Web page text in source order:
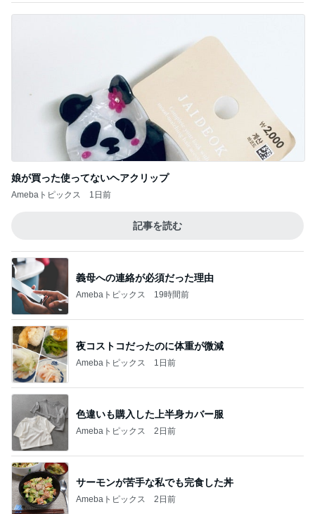
娘が買った使ってないヘアクリップ
Amebaトピックス 1日前
記事を読む
義母への連絡が必須だった理由
Amebaトピックス 19時間前
夜コストコだったのに体重が微減
Amebaトピックス 1日前
色違いも購入した上半身カバー服
Amebaトピックス 2日前
サーモンが苦手な私でも完食した丼
Amebaトピックス 2日前